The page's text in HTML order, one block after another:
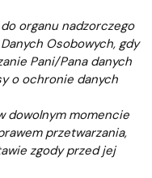
organu nadzorczego
Osobowych, gdy
Pani/Pana danych
o ochronie danych
dowolnym momencie
przetwarzania,
zgody przed jej